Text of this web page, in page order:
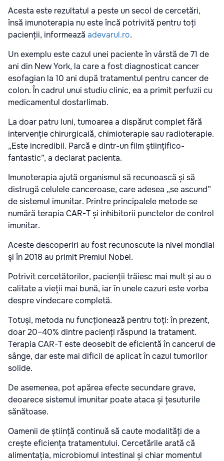
Acesta este rezultatul a peste un secol de cercetări,
însă imunoterapia nu este încă potrivită pentru toți
pacienții, informează adevarul.ro.
Un exemplu este cazul unei paciente în vârstă de 71 de
ani din New York, la care a fost diagnosticat cancer
esofagian la 10 ani după tratamentul pentru cancer de
colon. În cadrul unui studiu clinic, ea a primit perfuzii cu
medicamentul dostarlimab.
La doar patru luni, tumoarea a dispărut complet fără
intervenție chirurgicală, chimioterapie sau radioterapie.
„Este incredibil. Parcă e dintr-un film științifico-
fantastic”, a declarat pacienta.
Imunoterapia ajută organismul să recunoască și să
distrugă celulele canceroase, care adesea „se ascund”
de sistemul imunitar. Printre principalele metode se
numără terapia CAR-T și inhibitorii punctelor de control
imunitar.
Aceste descoperiri au fost recunoscute la nivel mondial
și în 2018 au primit Premiul Nobel.
Potrivit cercetătorilor, pacienții trăiesc mai mult și au o
calitate a vieții mai bună, iar în unele cazuri este vorba
despre vindecare completă.
Totuși, metoda nu funcționează pentru toți: în prezent,
doar 20–40% dintre pacienți răspund la tratament.
Terapia CAR-T este deosebit de eficientă în cancerul de
sânge, dar este mai dificil de aplicat în cazul tumorilor
solide.
De asemenea, pot apărea efecte secundare grave,
deoarece sistemul imunitar poate ataca și țesuturile
sănătoase.
Oamenii de știință continuă să caute modalități de a
crește eficiența tratamentului. Cercetările arată că
alimentația, microbiomul intestinal și chiar momentul